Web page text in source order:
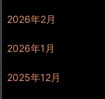
2026年2月
2026年1月
2025年12月